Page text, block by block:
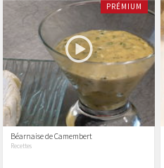
PRÉMIUM
Béarnaise de Camembert
Recettes